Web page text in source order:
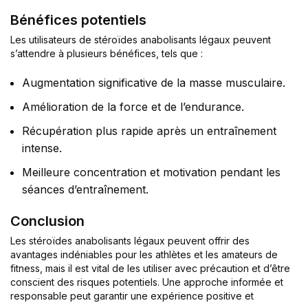
Bénéfices potentiels
Les utilisateurs de stéroïdes anabolisants légaux peuvent
s’attendre à plusieurs bénéfices, tels que :
Augmentation significative de la masse musculaire.
Amélioration de la force et de l’endurance.
Récupération plus rapide après un entraînement
intense.
Meilleure concentration et motivation pendant les
séances d’entraînement.
Conclusion
Les stéroïdes anabolisants légaux peuvent offrir des
avantages indéniables pour les athlètes et les amateurs de
fitness, mais il est vital de les utiliser avec précaution et d’être
conscient des risques potentiels. Une approche informée et
responsable peut garantir une expérience positive et